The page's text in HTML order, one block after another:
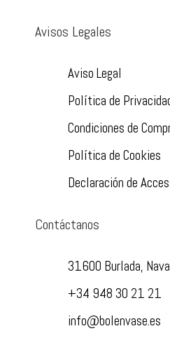
Avisos Legales
Aviso Legal
Política de
Condiciones de
Política de Cookies
Declaración de
Contáctanos
31600 Burlada,
+34 948 30 21 21
info@bolenvase.es